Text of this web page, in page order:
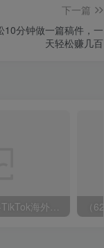
下一篇
10分钟做一篇稿件，一
天轻松赚几百
（6890期）2023-TikTok海外短视频带货特训营，掌握TK短视频带货变现全流程（60节课）